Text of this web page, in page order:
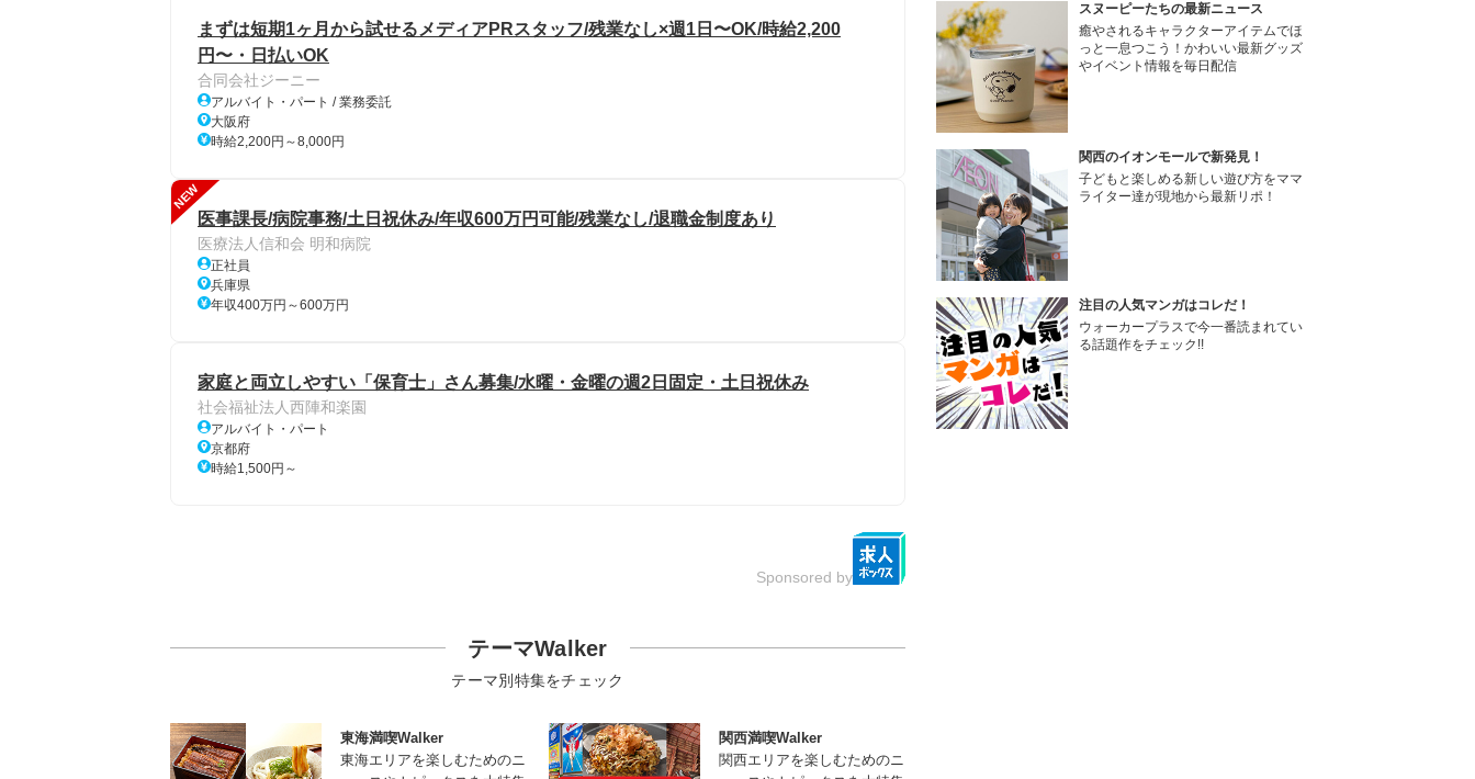
まずは短期1ヶ月から試せるメディアPRスタッフ/残業なし×週1日〜OK/時給2,200
円〜・日払いOK
合同会社ジーニー
アルバイト・パート / 業務委託
大阪府
時給2,200円～8,000円
NEW
医事課長/病院事務/土日祝休み/年収600万円可能/残業なし/退職金制度あり
医療法人信和会 明和病院
正社員
兵庫県
年収400万円～600万円
家庭と両立しやすい「保育士」さん募集/水曜・金曜の週2日固定・土日祝休み
社会福祉法人西陣和楽園
アルバイト・パート
京都府
時給1,500円～
Sponsored by
テーマWalker
テーマ別特集をチェック
東海満喫Walker
東海エリアを楽しむためのニ
関西満喫Walker
関西エリアを楽しむためのニ
スヌーピーたちの最新ニュース
癒やされるキャラクターアイテムでほ
っと一息つこう！かわいい最新グッズ
やイベント情報を毎日配信
関西のイオンモールで新発見！
子どもと楽しめる新しい遊び方をママ
ライター達が現地から最新リポ！
注目の人気マンガはコレだ！
ウォーカープラスで今一番読まれてい
る話題作をチェック!!